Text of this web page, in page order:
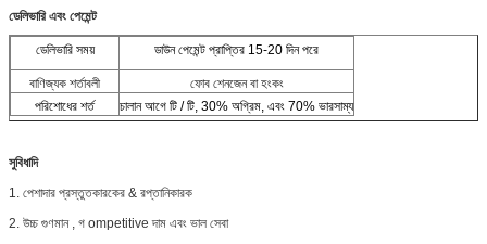
সারফেস ডিলিং
বৈশিষ্ট্য জীবাণুবিয়োজ্য
আবেদন Synthnic যৌগ পলিমার
ডেলিভারি এবং পেমেন্ট
ডেলিভারি সময় ডাউন পেমেন্ট প্রাপ্তির 15-20 দিন পরে
বাণিজ্যক শর্তাবলী
ফোব শেনজেন বা হংকং
পরিশোধের শর্ত
চালান আগে টি / টি, 30% অগ্রিম, এবং 70% ভারসাম্য
সুবিধাদি
1. পেশাদার প্রস্তুতকারকের & রপ্তানিকারক
2. উচ্চ গুণমান , গ ompetitive দাম এবং ভাল সেবা